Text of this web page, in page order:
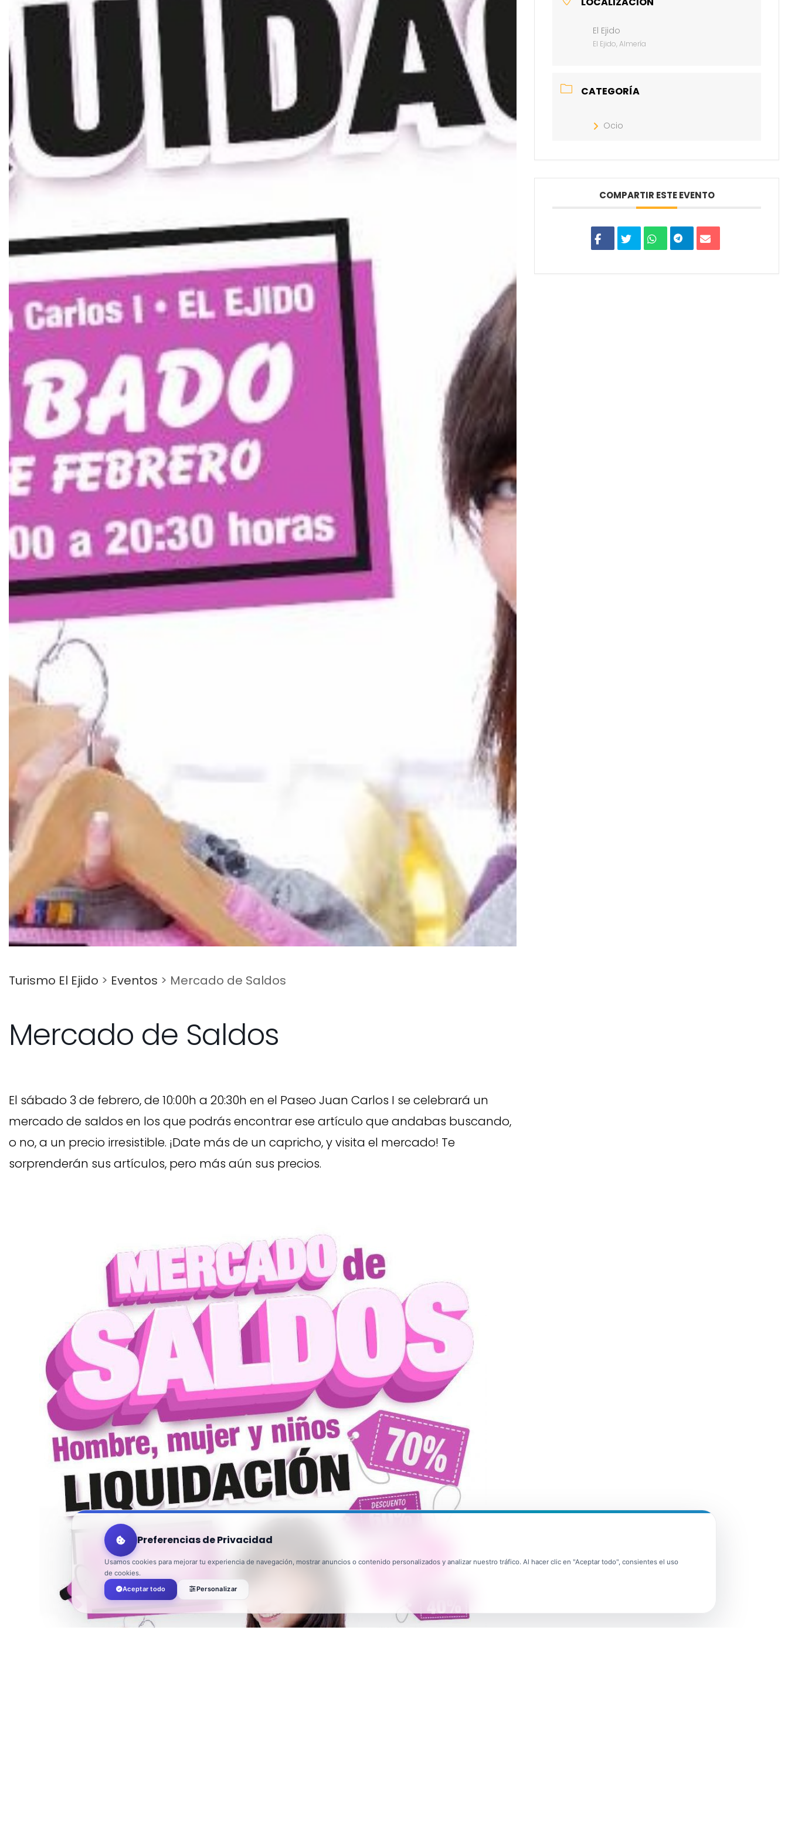
Turismo El Ejido > Eventos > Mercado de Saldos
Mercado de Saldos
El sábado 3 de febrero, de 10:00h a 20:30h en el Paseo Juan Carlos I se celebrará un
mercado de saldos en los que podrás encontrar ese artículo que andabas buscando,
o no, a un precio irresistible. ¡Date más de un capricho, y visita el mercado! Te
sorprenderán sus artículos, pero más aún sus precios.
El Ejido
El Ejido, Almería
CATEGORÍA
Ocio
COMPARTIR ESTE EVENTO
Preferencias de Privacidad
Usamos cookies para mejorar tu experiencia de navegación, mostrar anuncios o contenido personalizados y analizar nuestro tráfico. Al hacer clic en "Aceptar todo", consientes el uso
de cookies.
Aceptar todo
Personalizar